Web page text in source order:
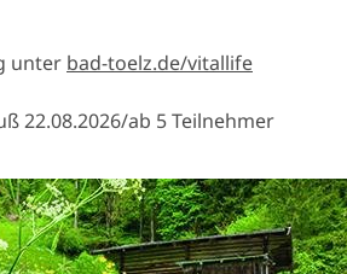
unter bad-toelz.de/vitallife
22.08.2026/ab 5 Teilnehmer